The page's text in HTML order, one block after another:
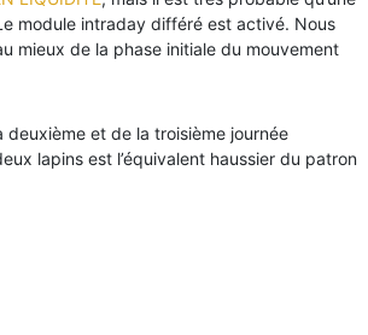
module intraday différé est activé. Nous
mieux de la phase initiale du mouvement
et de la troisième journée
lapins est l’équivalent haussier du patron